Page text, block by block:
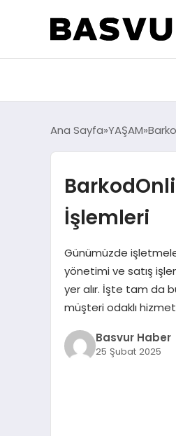
Ana Sayfa YAŞAM
İşlemleri
Günümüzde
yönetimi ve satış
yer alır. İşte tam da
müşteri odaklı
Basvur Haber
25 Şubat 2025